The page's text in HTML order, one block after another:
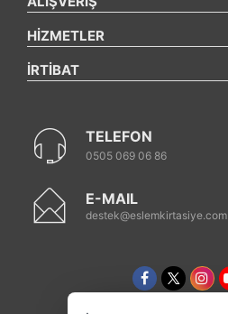
HİZMETLER
İRTİBAT
TELEFON
0505 069 06 86
E-MAIL
destek@eslemkirtasiye.com